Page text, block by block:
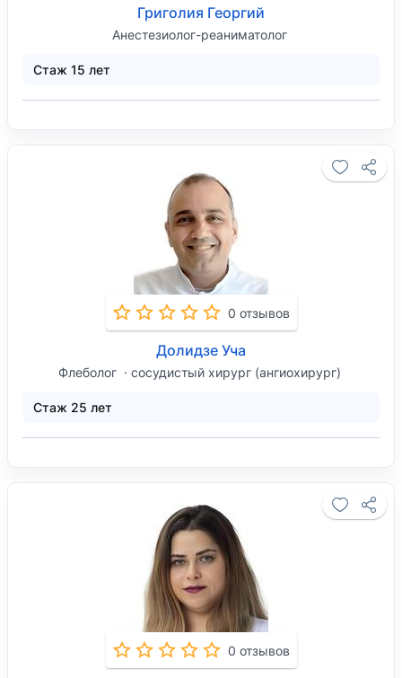
Григолия Георгий
Анестезиолог-реаниматолог
Стаж 15 лет
0 отзывов
Долидзе Уча
Флеболог сосудистый хирург (ангиохирург)
Стаж 25 лет
0 отзывов